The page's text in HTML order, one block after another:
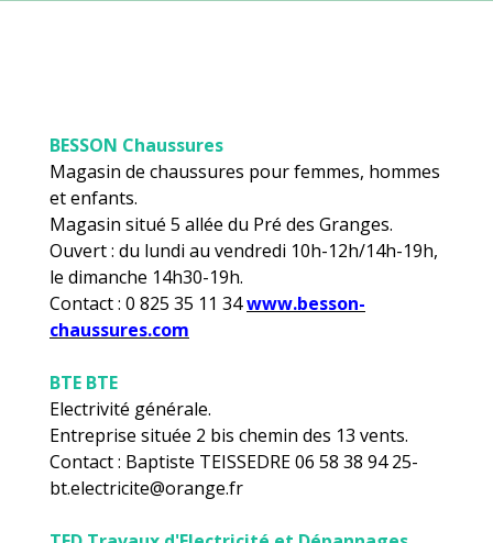
BESSON Chaussures
Magasin de chaussures pour femmes, hommes
et enfants.
Magasin situé 5 allée du Pré des Granges.
Ouvert : du lundi au vendredi 10h-12h/14h-19h,
le dimanche 14h30-19h.
Contact : 0 825 35 11 34www.besson-
chaussures.com
BTE BTE
Electrivité générale.
Entreprise située 2 bis chemin des 13 vents.
Contact : Baptiste TEISSEDRE 06 58 38 94 25-
bt.electricite@orange.fr